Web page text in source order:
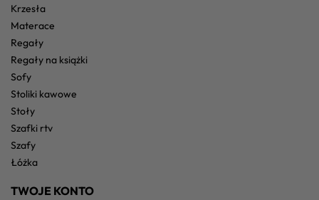
krzesła
materace
regały
regały na książki
sofy
stoliki kawowe
stoły
szafki rtv
szafy
łóżka
TWOJE KONTO